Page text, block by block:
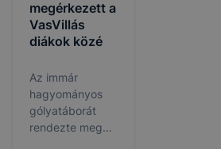
megérkezett a
VasVillás
diákok közé
Az immár
hagyományos
gólyatáborát
rendezte meg